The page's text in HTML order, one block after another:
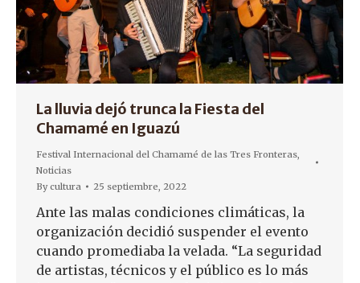
La lluvia dejó trunca la Fiesta del
Chamamé en Iguazú
Festival Internacional del Chamamé de las Tres Fronteras,
Noticias
Bycultura 25 septiembre, 2022
Ante las malas condiciones climáticas, la
organización decidió suspender el evento
cuando promediaba la velada. “La seguridad
de artistas, técnicos y el público es lo más